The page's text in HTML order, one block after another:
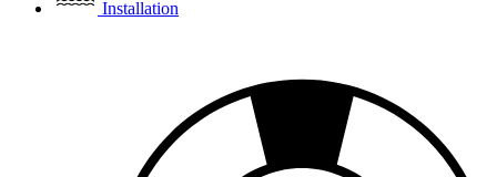
Installation